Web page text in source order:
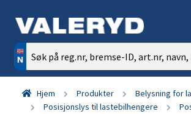
Søk
etter:
Hjem Produkter
Belysning for
Posisjonslys til lastebilhengere